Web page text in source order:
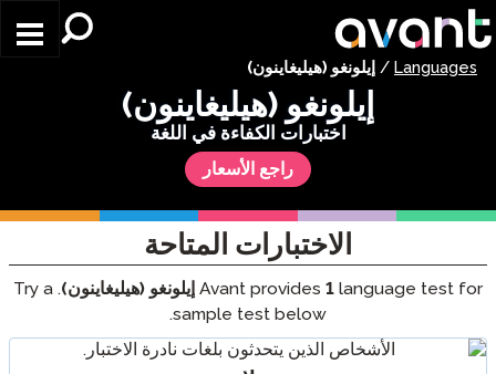
Skip to main content
Languages
/ إيلونغو (هيليغاينون)
إيلونغو (هيليغاينون)
اختبارات الكفاءة في اللغة
راجع الأسعار
الاختبارات المتاحة
Avant provides 1 language test for إيلونغو (هيليغاينون) . Try a
sample test below.